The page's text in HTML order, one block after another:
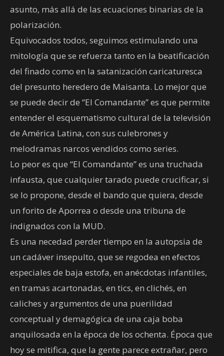
asunto, más allá de las ecuaciones binarias de la
polarización.
Equivocados todos, seguimos estimulando una
mitología que se refuerza tanto en la beatificación
del finado como en la satanización caricaturesca
del presunto heredero de Maisanta. Lo mejor que
se puede decir de “El Comandante” es que permite
entender el esquematismo cultural de la televisión
de América Latina, con sus culebrones y
melodramas narcos vendidos como series.
Lo peor es que “El Comandante” es una truchada
infausta, que cualquier tarado puede crucificar, si
se lo propone, desde el bando que quiera, desde
un forito de Aporrea o desde una tribuna de
indignados con la MUD.
Es una necedad perder tiempo en la autopsia de
un cadáver insepulto, que se regodea en efectos
especiales de baja estofa, en anécdotas infantiles,
en tramas acartonadas, en tics, en clichés, en
caliches y argumentos de una puerilidad
conceptual y demagógica de una caja boba
anquilosada en la época de los ochenta. Época que
hoy se mitifica, que la gente parece extrañar, pero